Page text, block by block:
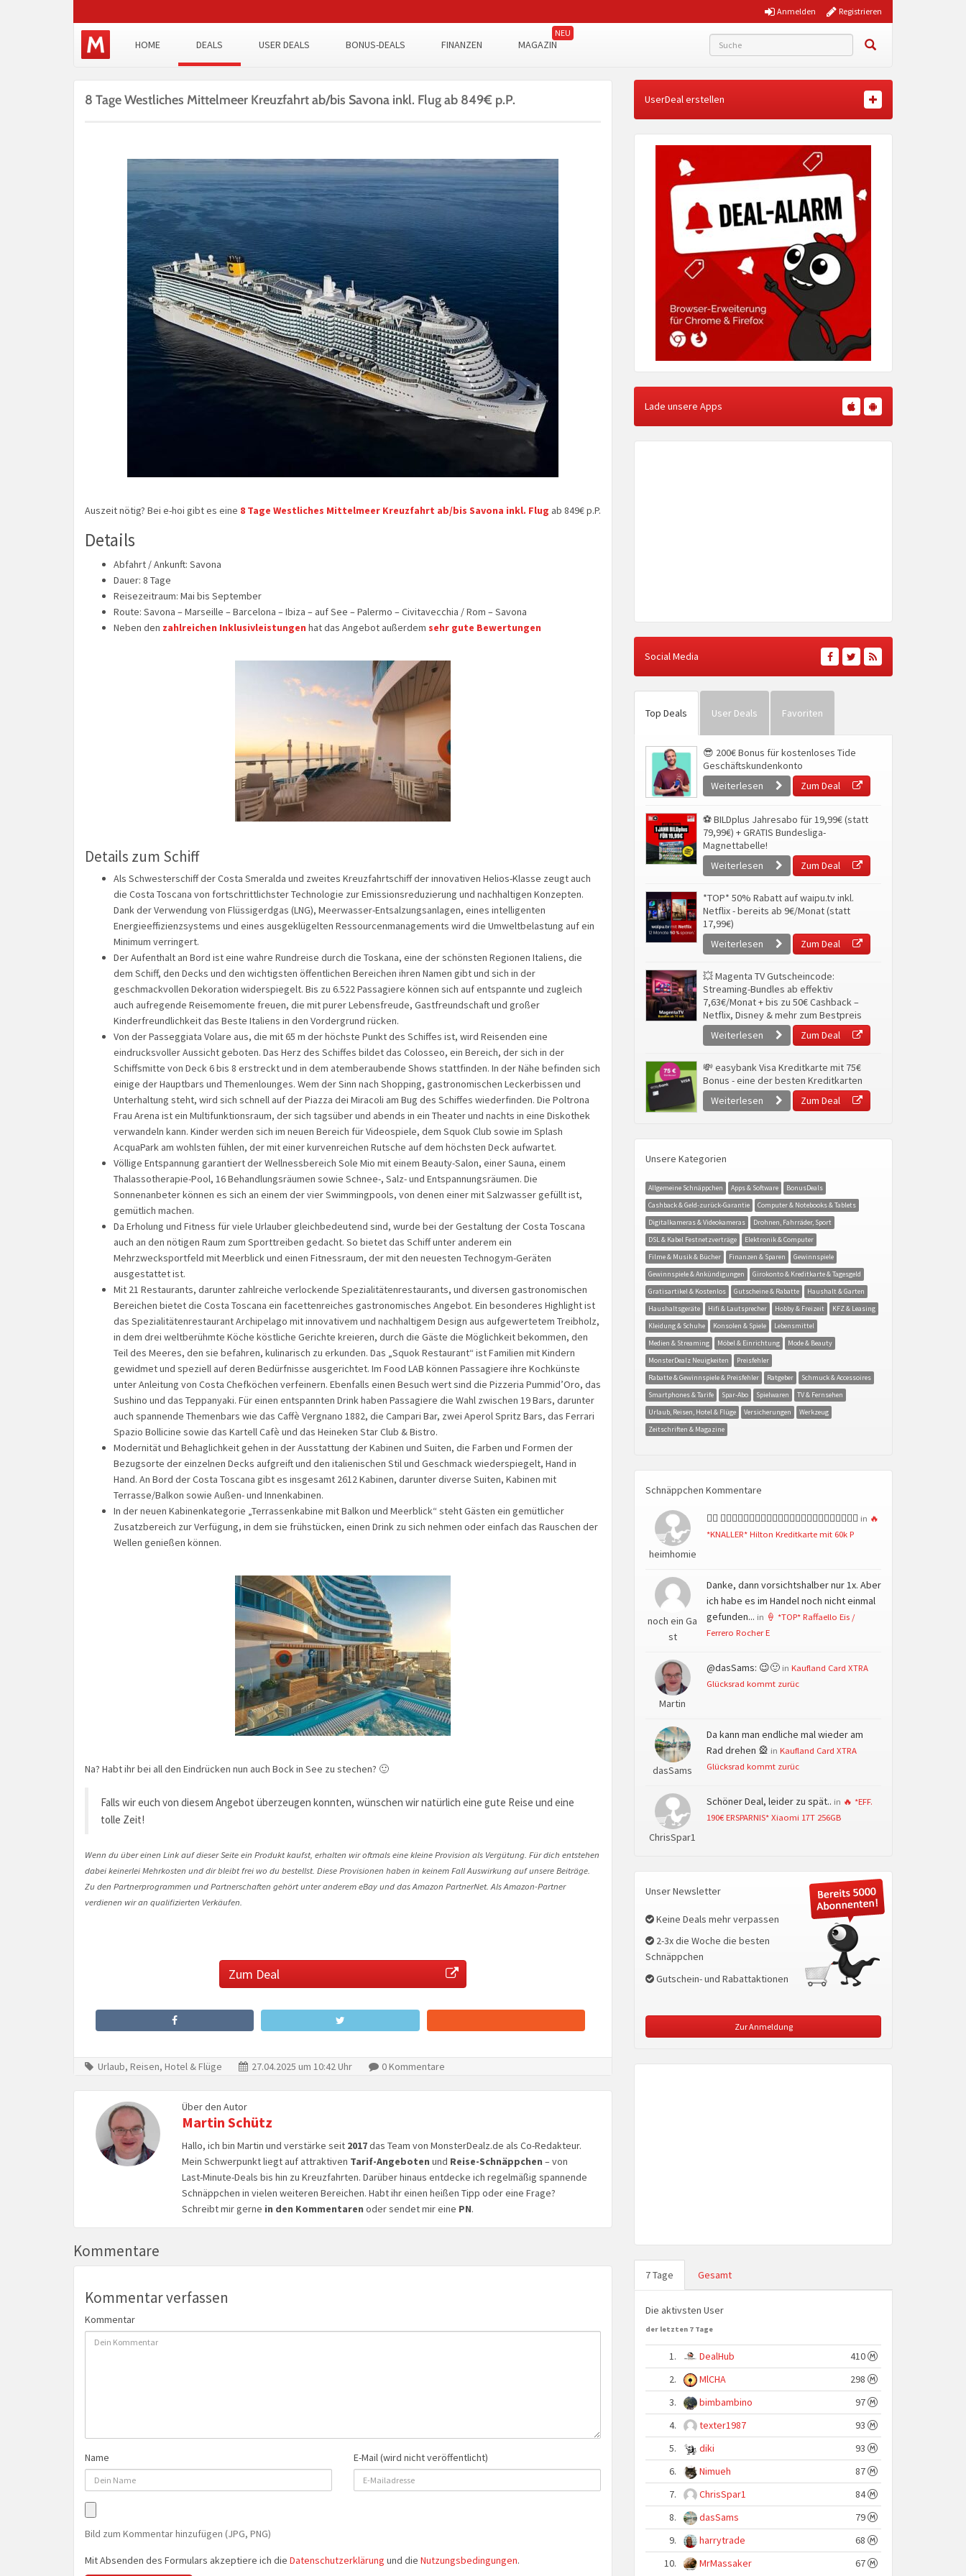
Registrieren
Anmelden
HOME DEALS USER DEALS BONUS-DEALS FINANZEN MAGAZIN
8 Tage Westliches Mittelmeer Kreuzfahrt ab/bis Savona inkl. Flug ab 849€ p.P.
Auszeit nötig? Bei e-hoi gibt es eine 8 Tage Westliches Mittelmeer Kreuzfahrt ab/bis Savona inkl. Flug ab 849€ p.P.
Details
Abfahrt / Ankunft: Savona
Dauer: 8 Tage
Reisezeitraum: Mai bis September
Route: Savona – Marseille – Barcelona – Ibiza – auf See – Palermo – Civitavecchia / Rom – Savona
Neben den zahlreichen Inklusivleistungen hat das Angebot außerdem sehr gute Bewertungen
Details zum Schiff
Als Schwesterschiff der Costa Smeralda und zweites Kreuzfahrtschiff der innovativen Helios-Klasse zeugt auch
die Costa Toscana von fortschrittlichster Technologie zur Emissionsreduzierung und nachhaltigen Konzepten.
Dank der Verwendung von Flüssigerdgas (LNG), Meerwasser-Entsalzungsanlagen, eines intelligenten
Energieeffizienzsystems und eines ausgeklügelten Ressourcenmanagements wird die Umweltbelastung auf ein
Minimum verringert.
Der Aufenthalt an Bord ist eine wahre Rundreise durch die Toskana, eine der schönsten Regionen Italiens, die
dem Schiff, den Decks und den wichtigsten öffentlichen Bereichen ihren Namen gibt und sich in der
geschmackvollen Dekoration widerspiegelt. Bis zu 6.522 Passagiere können sich auf entspannte und zugleich
auch aufregende Reisemomente freuen, die mit purer Lebensfreude, Gastfreundschaft und großer
Kinderfreundlichkeit das Beste Italiens in den Vordergrund rücken.
Von der Passeggiata Volare aus, die mit 65 m der höchste Punkt des Schiffes ist, wird Reisenden eine
eindrucksvoller Aussicht geboten. Das Herz des Schiffes bildet das Colosseo, ein Bereich, der sich in der
Schiffsmitte von Deck 6 bis 8 erstreckt und in dem atemberaubende Shows stattfinden. In der Nähe befinden sich
einige der Hauptbars und Themenlounges. Wem der Sinn nach Shopping, gastronomischen Leckerbissen und
Unterhaltung steht, wird sich schnell auf der Piazza dei Miracoli am Bug des Schiffes wiederfinden. Die Poltrona
Frau Arena ist ein Multifunktionsraum, der sich tagsüber und abends in ein Theater und nachts in eine Diskothek
verwandeln kann. Kinder werden sich im neuen Bereich für Videospiele, dem Squok Club sowie im Splash
AcquaPark am wohlsten fühlen, der mit einer kurvenreichen Rutsche auf dem höchsten Deck aufwartet.
Völlige Entspannung garantiert der Wellnessbereich Sole Mio mit einem Beauty-Salon, einer Sauna, einem
Thalassotherapie-Pool, 16 Behandlungsräumen sowie Schnee-, Salz- und Entspannungsräumen. Die
Sonnenanbeter können es sich an einem der vier Swimmingpools, von denen einer mit Salzwasser gefüllt ist,
gemütlich machen.
Da Erholung und Fitness für viele Urlauber gleichbedeutend sind, wurde bei der Gestaltung der Costa Toscana
auch an den nötigen Raum zum Sporttreiben gedacht. So bietet das Schiff unter anderem ein
Mehrzwecksportfeld mit Meerblick und einen Fitnessraum, der mit den neuesten Technogym-Geräten
ausgestattet ist.
Mit 21 Restaurants, darunter zahlreiche verlockende Spezialitätenrestaurants, und diversen gastronomischen
Bereichen bietet die Costa Toscana ein facettenreiches gastronomisches Angebot. Ein besonderes Highlight ist
das Spezialitätenrestaurant Archipelago mit innovativem und nachhaltigem Design aus aufgewertetem Treibholz,
in dem drei weltberühmte Köche köstliche Gerichte kreieren, durch die Gäste die Möglichkeit bekommen, den
Teil des Meeres, den sie befahren, kulinarisch zu erkunden. Das „Squok Restaurant“ ist Familien mit Kindern
gewidmet und speziell auf deren Bedürfnisse ausgerichtet. Im Food LAB können Passagiere ihre Kochkünste
unter Anleitung von Costa Chefköchen verfeinern. Ebenfalls einen Besuch wert sind die Pizzeria Pummid’Oro, das
Sushino und das Teppanyaki. Für einen entspannten Drink haben Passagiere die Wahl zwischen 19 Bars, darunter
auch spannende Themenbars wie das Caffè Vergnano 1882, die Campari Bar, zwei Aperol Spritz Bars, das Ferrari
Spazio Bollicine sowie das Kartell Cafè und das Heineken Star Club & Bistro.
Modernität und Behaglichkeit gehen in der Ausstattung der Kabinen und Suiten, die Farben und Formen der
Bezugsorte der einzelnen Decks aufgreift und den italienischen Stil und Geschmack wiederspiegelt, Hand in
Hand. An Bord der Costa Toscana gibt es insgesamt 2612 Kabinen, darunter diverse Suiten, Kabinen mit
Terrasse/Balkon sowie Außen- und Innenkabinen.
In der neuen Kabinenkategorie „Terrassenkabine mit Balkon und Meerblick“ steht Gästen ein gemütlicher
Zusatzbereich zur Verfügung, in dem sie frühstücken, einen Drink zu sich nehmen oder einfach das Rauschen der
Wellen genießen können.
Na? Habt ihr bei all den Eindrücken nun auch Bock in See zu stechen? 🙂
Falls wir euch von diesem Angebot überzeugen konnten, wünschen wir natürlich eine gute Reise und eine
tolle Zeit!
Wenn du über einen Link auf dieser Seite ein Produkt kaufst, erhalten wir oftmals eine kleine Provision als Vergütung. Für dich entstehen
dabei keinerlei Mehrkosten und dir bleibt frei wo du bestellst. Diese Provisionen haben in keinem Fall Auswirkung auf unsere Beiträge.
Zu den Partnerprogrammen und Partnerschaften gehört unter anderem eBay und das Amazon PartnerNet. Als Amazon-Partner
verdienen wir an qualifizierten Verkäufen.
Zum Deal
Urlaub, Reisen, Hotel & Flüge 27.04.2025 um 10:42 Uhr 0 Kommentare
Über den Autor
Martin Schütz
Hallo, ich bin Martin und verstärke seit 2017das Team von MonsterDealz.de als Co-Redakteur.
Mein Schwerpunkt liegt auf attraktiven Tarif-Angeboten und Reise-Schnäppchen – von
Last-Minute-Deals bis hin zu Kreuzfahrten. Darüber hinaus entdecke ich regelmäßig spannende
Schnäppchen in vielen weiteren Bereichen. Habt ihr einen heißen Tipp oder eine Frage?
Schreibt mir gerne in den Kommentaren oder sendet mir eine PN.
Kommentare
Kommentar verfassen
Kommentar
Name E-Mail (wird nicht veröffentlicht)
Bild zum Kommentar hinzufügen (JPG, PNG)
Mit Absenden des Formulars akzeptiere ich die Datenschutzerklärung und die Nutzungsbedingungen.
UserDeal erstellen
Lade unsere Apps
Social Media
Top Deals User Deals Favoriten
😎 200€ Bonus für kostenloses Tide
Geschäftskundenkonto
Weiterlesen
Zum Deal
⚽ BILDplus Jahresabo für 19,99€ (statt
79,99€) + GRATIS Bundesliga-
Magnettabelle!
Weiterlesen
Zum Deal
*TOP* 50% Rabatt auf waipu.tv inkl.
Netflix - bereits ab 9€/Monat (statt
17,99€)
Weiterlesen
Zum Deal
💥 Magenta TV Gutscheincode:
Streaming-Bundles ab effektiv
7,63€/Monat + bis zu 50€ Cashback –
Netflix, Disney & mehr zum Bestpreis
Weiterlesen
Zum Deal
💸 easybank Visa Kreditkarte mit 75€
Bonus - eine der besten Kreditkarten
Weiterlesen
Zum Deal
Unsere Kategorien
Allgemeine Schnäppchen Apps & Software
BonusDeals
Cashback & Geld-zurück-Garantie
Computer & Notebooks & Tablets
Digitalkameras & Videokameras
Drohnen, Fahrräder, Sport
DSL & Kabel Festnetzverträge
Elektronik & Computer
Filme & Musik & Bücher
Finanzen & Sparen
Gewinnspiele
Gewinnspiele & Ankündigungen
Girokonto & Kreditkarte & Tagesgeld
Gratisartikel & Kostenlos
Gutscheine & Rabatte
Haushalt & Garten
Haushaltsgeräte
Hifi & Lautsprecher Hobby & Freizeit
KFZ & Leasing
Kleidung & Schuhe
Konsolen & Spiele
Lebensmittel
Medien & Streaming
Möbel & Einrichtung
Mode & Beauty
MonsterDealz Neuigkeiten
Preisfehler
Rabatte & Gewinnspiele & Preisfehler
Ratgeber
Schmuck & Accessoires
Smartphones & Tarife
Spar-Abo Spielwaren
TV & Fernsehen
Urlaub, Reisen, Hotel & Flüge
Versicherungen
Werkzeug
Zeitschriften & Magazine
Schnäppchen Kommentare
heimhomie
👍🏻 👍🏻👍🏻👍🏻👍🏻👍🏻👍🏻👍🏻👍🏻👍🏻👍🏻👍🏻👍🏻 in 🔥
*KNALLER* Hilton Kreditkarte mit 60k P
noch ein Ga
st
Danke, dann vorsichtshalber nur 1x. Aber
ich habe es im Handel noch nicht einmal
gefunden... in 🍦 *TOP* Raffaello Eis /
Ferrero Rocher E
Martin
@dasSams: 😉🙂 in Kaufland Card XTRA
Glücksrad kommt zurüc
dasSams
Da kann man endliche mal wieder am
Rad drehen 🎡 in Kaufland Card XTRA
Glücksrad kommt zurüc
ChrisSpar1
Schöner Deal, leider zu spät.. in 🔥 *EFF.
190€ ERSPARNIS* Xiaomi 17T 256GB
Unser Newsletter
Keine Deals mehr verpassen
2-3x die Woche die besten
Schnäppchen
Gutschein- und Rabattaktionen
Zur Anmeldung
7 Tage Gesamt
Die aktivsten User
der letzten 7 Tage
1. DealHub
410
2.
MlCHA
298
3.
bimbambino
97
4.
texter1987
93
5.
diki
93
6.
Nimueh
87
7.
ChrisSpar1
84
8.
dasSams
79
9.
harrytrade
68
10.
MrMassaker 67